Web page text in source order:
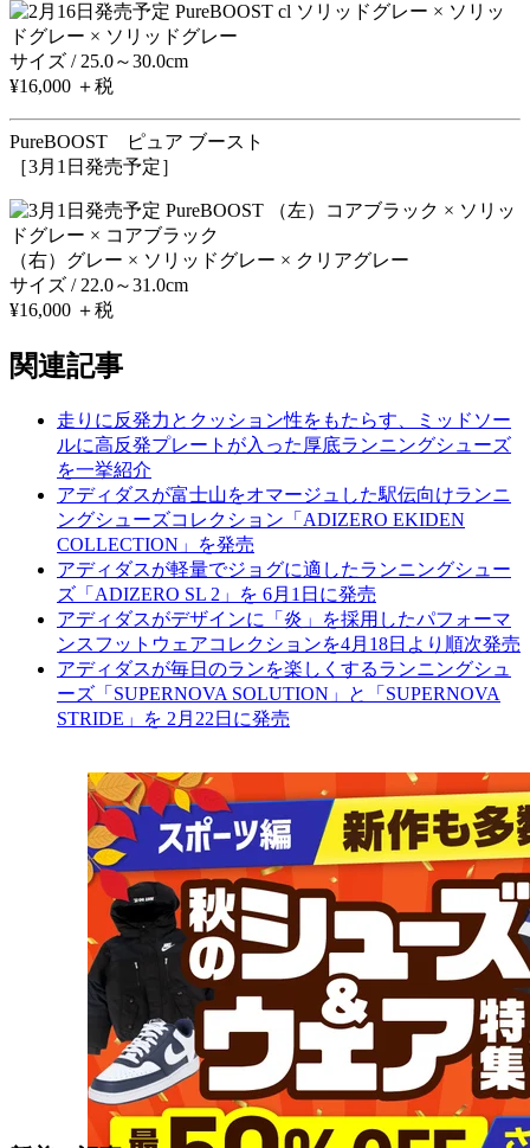
ソリッドグレー × ソリッ
ドグレー × ソリッドグレー
サイズ / 25.0～30.0cm
¥16,000 ＋税
PureBOOST ピュア ブースト
［3月1日発売予定］
（左）コアブラック × ソリッ
ドグレー × コアブラック
（右）グレー × ソリッドグレー × クリアグレー
サイズ / 22.0～31.0cm
¥16,000 ＋税
関連記事
走りに反発力とクッション性をもたらす、ミッドソー
ルに高反発プレートが入った厚底ランニングシューズ
を一挙紹介
アディダスが富士山をオマージュした駅伝向けランニ
ングシューズコレクション「ADIZERO EKIDEN
COLLECTION」を発売
アディダスが軽量でジョグに適したランニングシュー
ズ「ADIZERO SL 2」を 6月1日に発売
アディダスがデザインに「炎」を採用したパフォーマ
ンスフットウェアコレクションを4月18日より順次発売
アディダスが毎日のランを楽しくするランニングシュ
ーズ「SUPERNOVA SOLUTION」と「SUPERNOVA
STRIDE」を 2月22日に発売